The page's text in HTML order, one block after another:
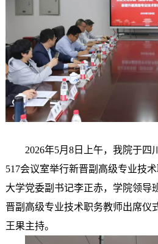
2026年5月8日上午，我院于四
517会议室举行新晋副高级专业技
大学党委副书记李正赤，学院领导
晋副高级专业技术职务教师出席仪
王果主持。